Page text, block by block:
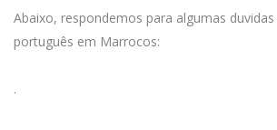
Abaixo, respondemos para algumas
português em Marrocos:
.